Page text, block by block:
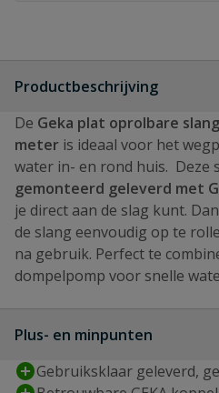
Productbeschrijving
De Geka plat oprolbare
meter is ideaal voor het
water in- en rond huis. Deze
gemonteerd geleverd met
je direct aan de slag kunt.
de slang eenvoudig op te
na gebruik. Perfect te
dompelpomp voor snelle
Plus- en minpunten
Gebruiksklaar geleverd,